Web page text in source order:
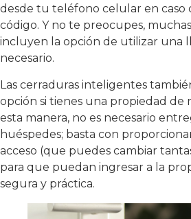
desde tu teléfono celular en caso
código. Y no te preocupes,
incluyen la opción de utilizar una
necesario.
Las cerraduras inteligentes
opción si tienes una propiedad de
esta manera, no es necesario
huéspedes; basta con
acceso (que puedes cambiar
para que puedan ingresar a la
segura y práctica.